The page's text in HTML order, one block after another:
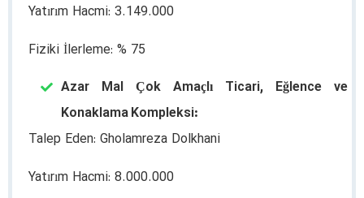
Yatırım Hacmi: 3.149.000
Fiziki İlerleme: % 75
Azar Mal Çok Amaçlı Ticari, Eğlence ve
Konaklama Kompleksi:
Talep Eden: Gholamreza Dolkhani
Yatırım Hacmi: 8.000.000